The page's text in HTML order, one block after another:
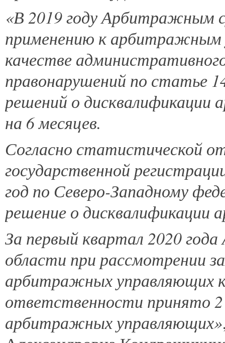
«В 2019 году Арбитражным
применению к арбитражным
качестве
правонарушений по статье
решений о
на 6 месяцев.
Согласно статистической
государственной
год по Северо-Западному
решение о
За первый квартал 2020
области при рассмотрении
арбитражных управляющих
ответственности принято
арбитражных управляющих»